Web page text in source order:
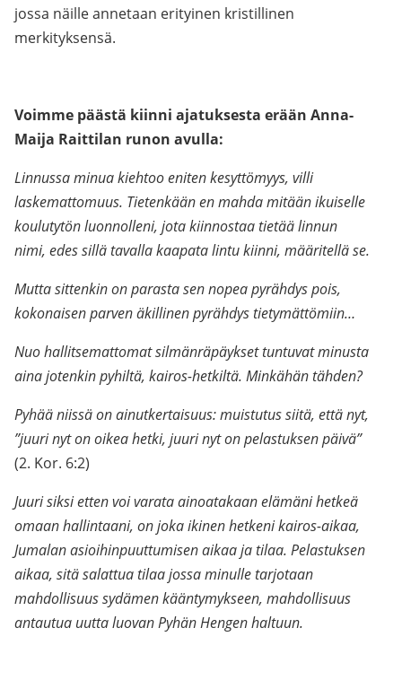
jossa näille annetaan erityinen kristillinen
merkityksensä.
Voimme päästä kiinni ajatuksesta erään Anna-
Maija Raittilan runon avulla:
Linnussa minua kiehtoo eniten kesyttömyys, villi
laskemattomuus. Tietenkään en mahda mitään ikuiselle
koulutytön luonnolleni, jota kiinnostaa tietää linnun
nimi, edes sillä tavalla kaapata lintu kiinni, määritellä se.
Mutta sittenkin on parasta sen nopea pyrähdys pois,
kokonaisen parven äkillinen pyrähdys tietymättömiin…
Nuo hallitsemattomat silmänräpäykset tuntuvat minusta
aina jotenkin pyhiltä, kairos-hetkiltä. Minkähän tähden?
Pyhää niissä on ainutkertaisuus: muistutus siitä, että nyt,
”juuri nyt on oikea hetki, juuri nyt on pelastuksen päivä”
(2. Kor. 6:2)
Juuri siksi etten voi varata ainoatakaan elämäni hetkeä
omaan hallintaani, on joka ikinen hetkeni kairos-aikaa,
Jumalan asioihinpuuttumisen aikaa ja tilaa. Pelastuksen
aikaa, sitä salattua tilaa jossa minulle tarjotaan
mahdollisuus sydämen kääntymykseen, mahdollisuus
antautua uutta luovan Pyhän Hengen haltuun.